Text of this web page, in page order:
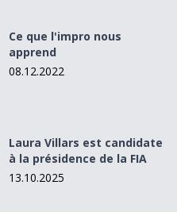
Ce que l'impro nous
apprend
08.12.2022
présidence de la FIA
Laura Villars est candidate
à la présidence de la FIA
13.10.2025